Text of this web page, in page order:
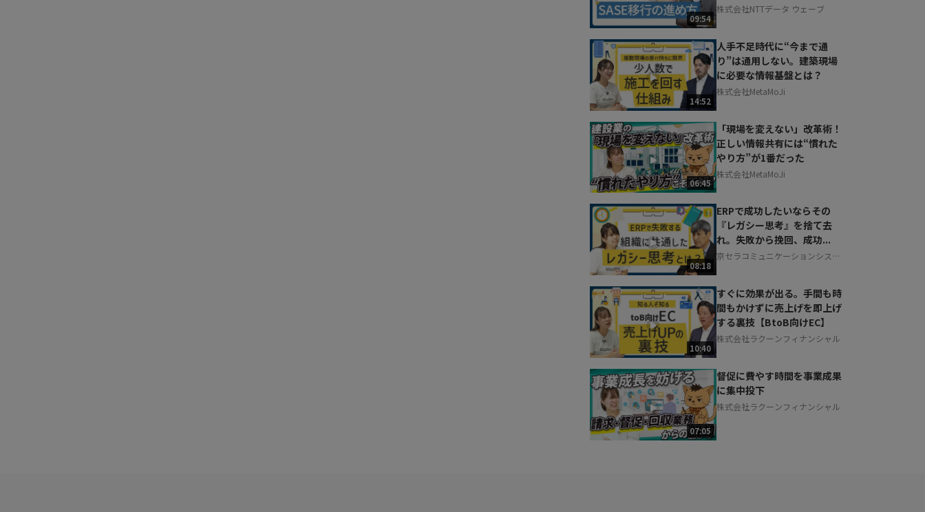
09:54
株式会社NTTデータ ウェーブ
14:52
人手不足時代に“今まで通
り”は通用しない。建築現場
に必要な情報基盤とは？
株式会社MetaMoJi
06:45
「現場を変えない」改革術！
正しい情報共有には“慣れた
やり方”が1番だった
株式会社MetaMoJi
08:18
ERPで成功したいならその
『レガシー思考』を捨て去
れ。失敗から挽回、成功...
京セラコミュニケーションシステ
10:40
すぐに効果が出る。手間も時
間もかけずに売上げを即上げ
する裏技【BtoB向けEC】
株式会社ラクーンフィナンシャル
07:05
督促に費やす時間を事業成果
に集中投下
株式会社ラクーンフィナンシャル